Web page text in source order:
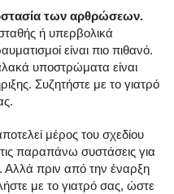
των αρθρώσεων.
ή υπερβολικά
είναι πιο πιθανό.
υποστρώματα είναι
Συζητήστε με το γιατρό
μέρος του σχεδίου
παραπάνω συστάσεις για
πριν από την έναρξη
με το γιατρό σας, ώστε